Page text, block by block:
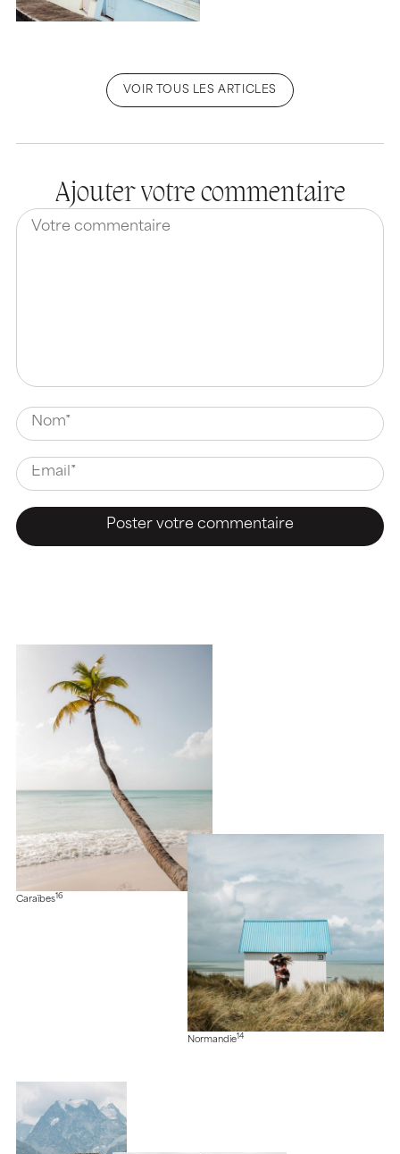
VOIR TOUS LES ARTICLES
Ajouter votre commentaire
Caraïbes16
Normandie14